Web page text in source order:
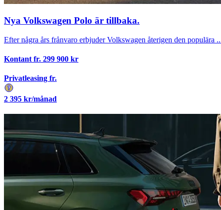
Nya Volkswagen Polo är tillbaka.
Efter några års frånvaro erbjuder Volkswagen återigen den populära
Kontant fr. 299 900 kr
Privatleasing fr.
2 395 kr/månad